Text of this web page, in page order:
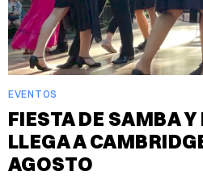
EVENTOS
FIESTA DE SAMBA
LLEGA A
AGOSTO